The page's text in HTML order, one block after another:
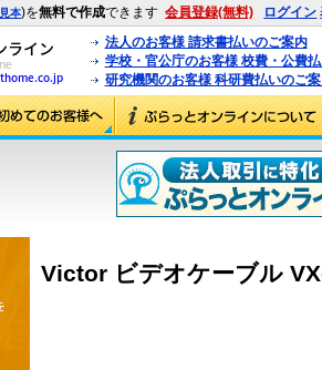
見本)を無料で作成できます 会員登録(無料) ログイン
法人のお客様 請求書払いのご案内
学校・官公庁のお客様 校費・公費
研究機関のお客様 科研費払いのご
Victor ビデオケーブル